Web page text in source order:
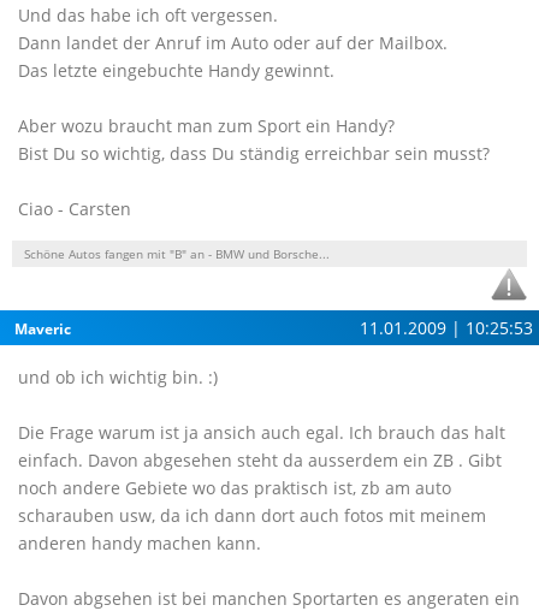
Und das habe ich oft vergessen.
Dann landet der Anruf im Auto oder auf der Mailbox.
Das letzte eingebuchte Handy gewinnt.
Aber wozu braucht man zum Sport ein Handy?
Bist Du so wichtig, dass Du ständig erreichbar sein musst?
Ciao - Carsten
Schöne Autos fangen mit "B" an - BMW und Borsche...
Maveric 11.01.2009 | 10:25:53
und ob ich wichtig bin. :)
Die Frage warum ist ja ansich auch egal. Ich brauch das halt
einfach. Davon abgesehen steht da ausserdem ein ZB . Gibt
noch andere Gebiete wo das praktisch ist, zb am auto
scharauben usw, da ich dann dort auch fotos mit meinem
anderen handy machen kann.
Davon abgsehen ist bei manchen Sportarten es angeraten ein